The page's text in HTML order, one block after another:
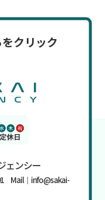
クリック
ェンシー
Mail｜info@sakai-